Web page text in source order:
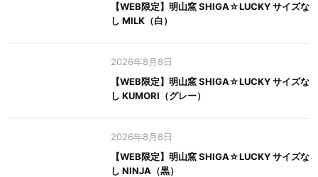
【WEB限定】明山窯 SHIGA☆LUCKY サイズな
し MILK（白）
2026年8月8日
【WEB限定】明山窯 SHIGA☆LUCKY サイズな
し KUMORI（グレー）
2026年8月8日
【WEB限定】明山窯 SHIGA☆LUCKY サイズな
し NINJA（黒）